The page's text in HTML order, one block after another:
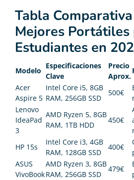
Tabla
Mejores Portátiles
Estudiantes en
Modelo
Especificaciones
Clave
Precio
Aprox.
Acer
Aspire 5
Intel Core i5, 8GB
RAM, 256GB SSD
500€
Lenovo
IdeaPad
3
AMD Ryzen 5, 8GB
RAM, 1TB HDD
450€
HP 15s
Intel Core i3, 4GB
RAM, 128GB SSD
400€
ASUS
VivoBook
AMD Ryzen 3, 8GB
RAM, 256GB SSD
479€